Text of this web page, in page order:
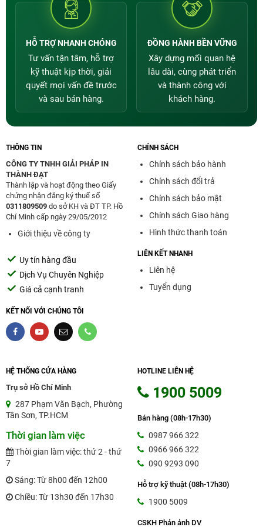
Mua Bàn Cắt Giấy 858 Khổ A3 Ở Đâu?
Để muaBàn Cắt Giấy Khổ A3
khách có thể đến trực tiếp cửa hàng
kiểm tra sản phẩm và được tư vấn miễn phí trước khi
mua hàng tại địa chỉ:
Để tham khảo và tìm thêm thông tin nhiều sản phẩm
mucinthanhdat.com
Hãy nhấc máy và liên hệ ngay vào số Hotline:
để chúng tôi được phục vụ bạn và quý khách
hàng sẽ được hưởng những chính sách ưu đãi khi
mua hàng tạiThành Đạt như:
Sản phẩm chính hãng - Thương hiệu uy tín.
Giao hàng tận nơi - Đảm bảo giá tốt nhất.
Được kiểm tra hàng - Hài lòng sản phẩm mới
Đổi trả hàng lỗi MIỄN PHÍ trong vòng 14 ngày.
HỖ TRỢ NHANH CHÓNG
Tư vấn tận tâm, hỗ trợ
kỹ thuật kịp thời, giải
quyết mọi vấn đề trước
và sau bán hàng.
ĐỒNG HÀNH BỀN VỮNG
Xây dựng mối quan hệ
lâu dài, cùng phát triển
và thành công với
khách hàng.
THÔNG TIN
CÔNG TY TNHH GIẢI PHÁP IN
THÀNH ĐẠT
Thành lập và hoạt động theo Giấy
chứng nhận đăng ký thuế số
0311809509 do sở KH và ĐT TP. Hồ
Chí Minh cấp ngày 29/05/2012
Giới thiệu về công ty
Uy tín hàng đầu
Dịch Vụ Chuyên Nghiệp
Giá cả cạnh tranh
KẾT NỐI VỚI CHÚNG TÔI
CHÍNH SÁCH
Chính sách bảo hành
Chính sách đổi trả
Chính sách bảo mật
Chính sách Giao hàng
Hình thức thanh toán
LIÊN KẾT NHANH
Liên hệ
Tuyển dụng
HỆ THỐNG CỬA HÀNG
Trụ sở Hồ Chí Minh
287 Phạm Văn Bạch, Phường
Tân Sơn, TP.HCM
Thời gian làm việc
Thời gian làm việc: thứ 2 - thứ
7
Sáng: Từ 8h00 đến 12h00
Chiều: Từ 13h30 đến 17h30
HOTLINE LIÊN HỆ
1900 5009
Bán hàng (08h-17h30)
0987 966 322
0966 966 322
090 9293 090
Hỗ trợ kỹ thuật (08h-17h30)
1900 5009
CSKH Phản ảnh DV